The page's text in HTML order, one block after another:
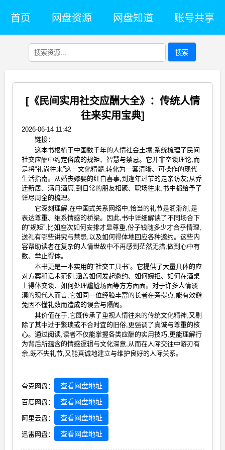
首页 网盘资源 网盘知道 账号共享
搜索
[《民间实用社交应酬大全》：传统人情
往来实用宝典]
2026-06-14 11:42
链接：
这本书根植于中国数千年的人情社会土壤,系统梳理了民间
社交应酬中约定俗成的规矩、智慧与禁忌。它并非空谈理论,而
是将“礼尚往来”这一文化精髓,转化为一套清晰、可操作的现代
生活指南。从婚丧嫁娶的红白喜事,到逢年过节的走亲访友;从乔
迁新居、满月酒席,到日常的朋友相聚、职场往来,书中都给予了
详尽周全的梳理。
它深刻理解,在中国式关系网络中,恰当的礼节是润滑剂,是
表达尊重、维系情感的桥梁。因此,书中详细解读了不同场合下
的“规矩”,比如座次如何安排才显尊重,份子钱随多少才合乎情理,
送礼有哪些讲究与禁忌,以及如何得体地回应各种邀约。这些内
容帮助读者在复杂的人情世故中不再感到茫然无措,做到心中有
数、举止得体。
本书更是一本实用的“社交工具书”。它提供了大量具体的应
对方案和话术范例,涵盖如何发起邀约、如何婉拒、如何在酒桌
上得体交谈、如何处理尴尬场面等方方面面。对于许多人情淡
漠的现代人而言,它如同一位经验丰富的长者在旁提点,能有效避
免因不懂礼数而造成的误会与隔阂。
其价值在于,它既传承了重视人情往来的传统文化精神,又剔
除了其中过于繁琐或不合时宜的旧俗,更强调了真诚与尊重的核
心。通过阅读,读者不仅能掌握各类应酬的实用技巧,更能理解行
为背后所蕴含的情感逻辑与文化深意,从而在人际交往中游刃有
余,既不失礼节,又能真诚地建立与维护良好的人际关系。
夸克网盘： 查看网盘地址
百度网盘： 查看网盘地址
阿里云盘： 查看网盘地址
迅雷网盘： 查看网盘地址